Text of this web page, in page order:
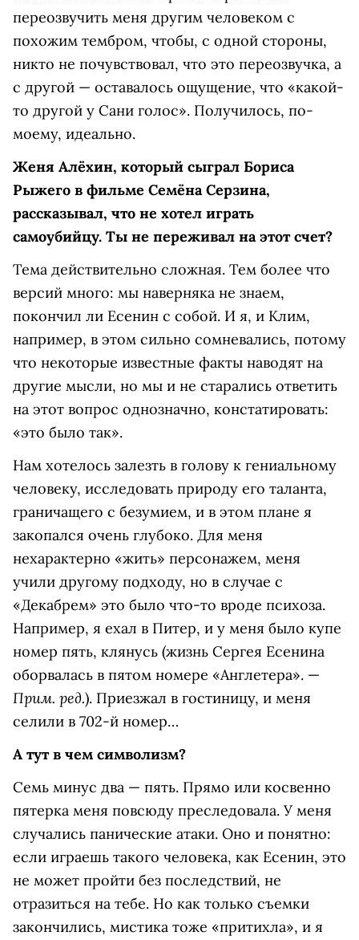
переозвучить меня другим человеком с
похожим тембром, чтобы, с одной стороны,
никто не почувствовал, что это переозвучка, а
с другой — оставалось ощущение, что «какой-
то другой у Сани голос». Получилось, по-
моему, идеально.
Женя Алёхин, который сыграл Бориса
Рыжего в фильме Семёна Серзина,
рассказывал, что не хотел играть
самоубийцу. Ты не переживал на этот счет?
Тема действительно сложная. Тем более что
версий много: мы наверняка не знаем,
покончил ли Есенин с собой. И я, и Клим,
например, в этом сильно сомневались, потому
что некоторые известные факты наводят на
другие мысли, но мы и не старались ответить
на этот вопрос однозначно, констатировать:
«это было так».
Нам хотелось залезть в голову к гениальному
человеку, исследовать природу его таланта,
граничащего с безумием, и в этом плане я
закопался очень глубоко. Для меня
нехарактерно «жить» персонажем, меня
учили другому подходу, но в случае с
«Декабрем» это было что-то вроде психоза.
Например, я ехал в Питер, и у меня было купе
номер пять, клянусь (жизнь Сергея Есенина
оборвалась в пятом номере «Англетера». —
Прим. ред.). Приезжал в гостиницу, и меня
селили в 702-й номер…
А тут в чем символизм?
Семь минус два — пять. Прямо или косвенно
пятерка меня повсюду преследовала. У меня
случались панические атаки. Оно и понятно:
если играешь такого человека, как Есенин, это
не может пройти без последствий, не
отразиться на тебе. Но как только съемки
закончились, мистика тоже «притихла», и я